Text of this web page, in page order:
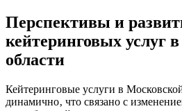
Перспективы и
кейтеринговых услуг
области
Кейтеринговые услуги в
динамично‚ что связано с